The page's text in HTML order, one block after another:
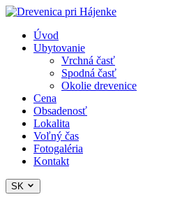
Úvod
Ubytovanie
Vrchná časť
Spodná časť
Okolie drevenice
Cena
Obsadenosť
Lokalita
Voľný čas
Fotogaléria
Kontakt
SK